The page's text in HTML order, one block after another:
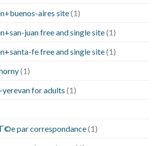
aires site(1)
juan free and single site(1)
fe free and single site(1)
(1)
for adults (1)
par correspondance(1)